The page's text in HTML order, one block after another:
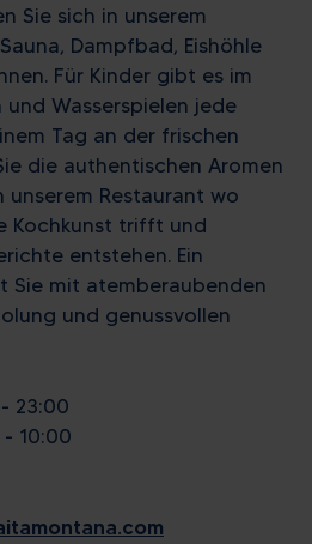
Sie sich in unserem
Dampfbad, Eishöhle
Für Kinder gibt es im
und Wasserspielen jede
Tag an der frischen
die authentischen Aromen
unserem Restaurant wo
Kochkunst trifft und
entstehen. Ein
Sie mit atemberaubenden
und genussvollen
23:00
10:00